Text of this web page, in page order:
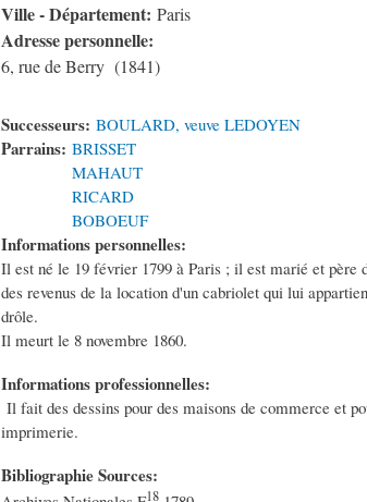
Ville - Département: Paris
Adresse personnelle:
6, rue de Berry (1841)
Successeurs: BOULARD, veuve LEDOYEN
Parrains: BRISSET
MAHAUT
RICARD
BOBOEUF
Informations personnelles:
Il est né le 19 février 1799 à Paris ; il est marié et
des revenus de la location d'un cabriolet qui lui
drôle.
Il meurt le 8 novembre 1860.
Informations professionnelles:
Il fait des dessins pour des maisons de commerce et
imprimerie.
Bibliographie Sources:
18